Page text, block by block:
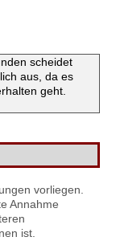
scheidet
aus, da es
geht.
vorliegen.
Annahme
ist.